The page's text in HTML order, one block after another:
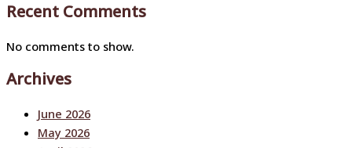
Recent Comments
No comments to show.
Archives
June 2026
May 2026